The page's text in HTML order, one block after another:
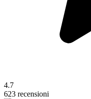
4.7
623 recensioni